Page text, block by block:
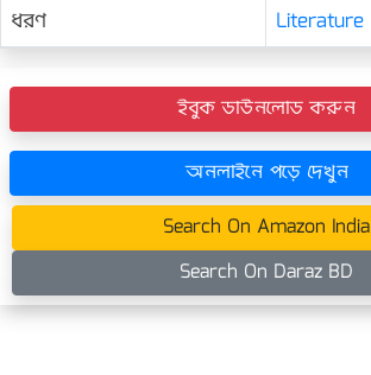
ধরণ
Literature
ইবুক ডাউনলোড করুন
অনলাইনে পড়ে দেখুন
Search On Amazon India
Search On Daraz BD